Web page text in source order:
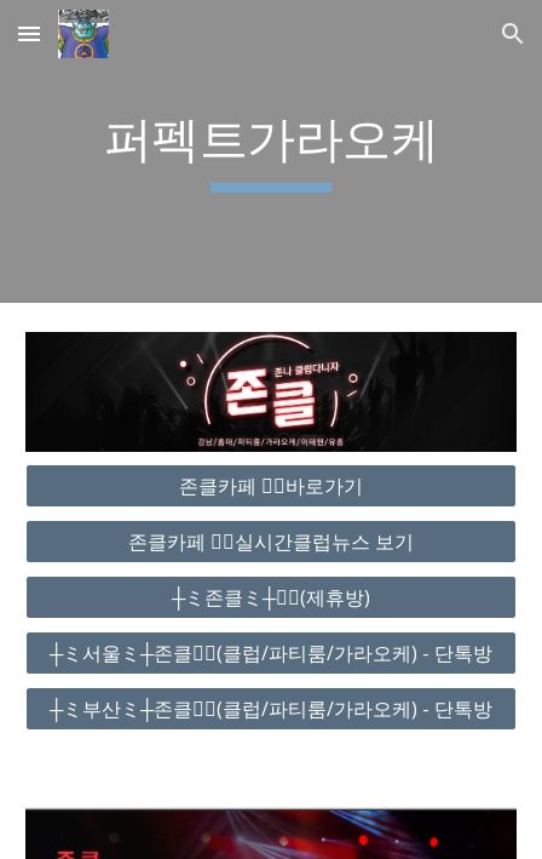
Skip to main content Skip to navigation
퍼펙트가라오케
존클카페 ❤️‍🔥바로가기
존클카페 ❤️‍🔥실시간클럽뉴스 보기
┼ミ존클ミ┼❤️‍🔥(제휴방)
┼ミ서울ミ┼존클❤️‍🔥(클럽/파티룸/가라오케) - 단톡방
┼ミ부산ミ┼존클❤️‍🔥(클럽/파티룸/가라오케) - 단톡방